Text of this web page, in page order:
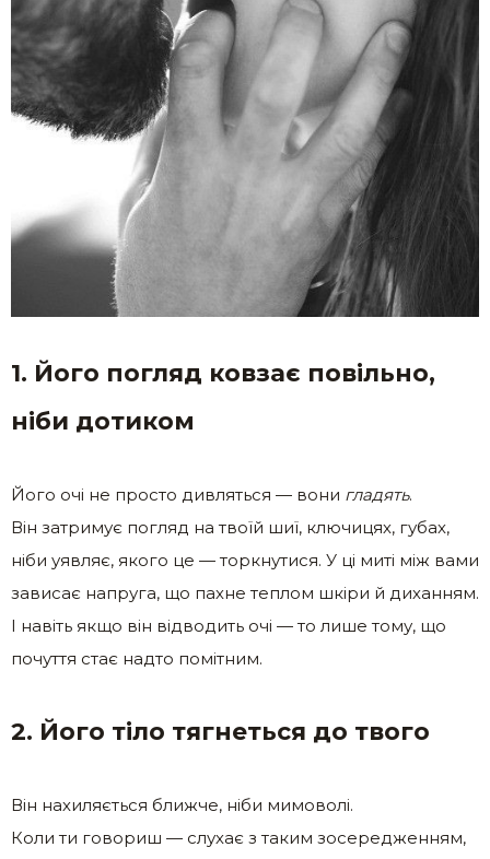
1. Його погляд ковзає повільно,
ніби дотиком
Його очі не просто дивляться — вони гладять.
Він затримує погляд на твоїй шиї, ключицях, губах,
ніби уявляє, якого це — торкнутися. У ці миті між вами
зависає напруга, що пахне теплом шкіри й диханням.
І навіть якщо він відводить очі — то лише тому, що
почуття стає надто помітним.
2. Його тіло тягнеться до твого
Він нахиляється ближче, ніби мимоволі.
Коли ти говориш — слухає з таким зосередженням,